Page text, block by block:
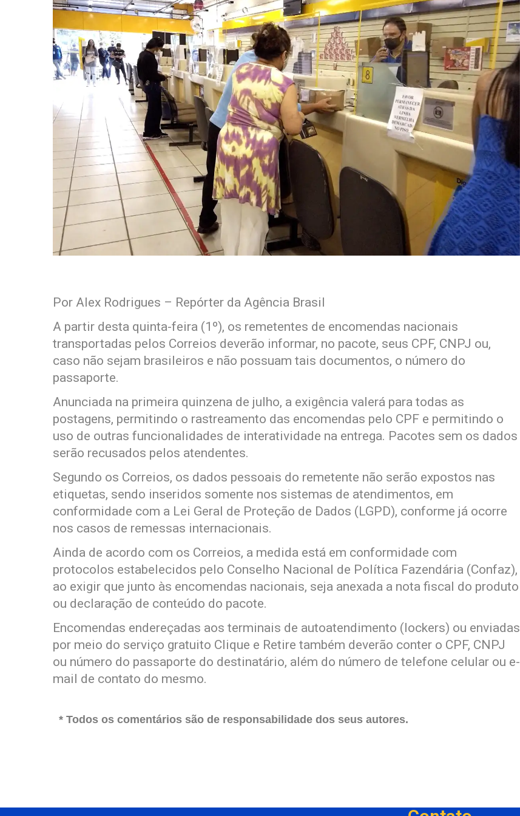
Por Alex Rodrigues – Repórter da Agência Brasil
A partir desta quinta-feira (1º), os remetentes de encomendas nacionais
transportadas pelos Correios deverão informar, no pacote, seus CPF, CNPJ ou,
caso não sejam brasileiros e não possuam tais documentos, o número do
passaporte.
Anunciada na primeira quinzena de julho, a exigência valerá para todas as
postagens, permitindo o rastreamento das encomendas pelo CPF e permitindo o
uso de outras funcionalidades de interatividade na entrega. Pacotes sem os dados
serão recusados pelos atendentes.
Segundo os Correios, os dados pessoais do remetente não serão expostos nas
etiquetas, sendo inseridos somente nos sistemas de atendimentos, em
conformidade com a Lei Geral de Proteção de Dados (LGPD), conforme já ocorre
nos casos de remessas internacionais.
Ainda de acordo com os Correios, a medida está em conformidade com
protocolos estabelecidos pelo Conselho Nacional de Política Fazendária (Confaz),
ao exigir que junto às encomendas nacionais, seja anexada a nota fiscal do produto
ou declaração de conteúdo do pacote.
Encomendas endereçadas aos terminais de autoatendimento (lockers) ou enviadas
por meio do serviço gratuito Clique e Retire também deverão conter o CPF, CNPJ
ou número do passaporte do destinatário, além do número de telefone celular ou e-
mail de contato do mesmo.
* Todos os comentários são de responsabilidade dos seus autores.